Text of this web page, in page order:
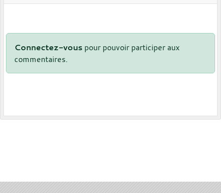
Connectez-vous pour pouvoir participer aux
commentaires.